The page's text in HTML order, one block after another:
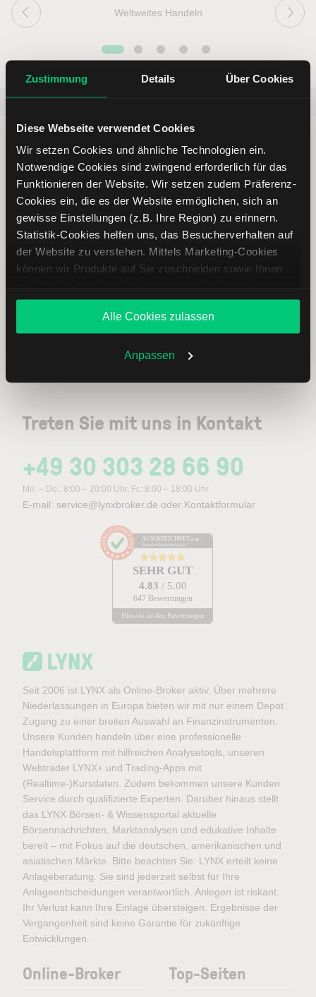
Zustimmung Details Über Cookies
Diese Webseite verwendet Cookies
Wir setzen Cookies und ähnliche Technologien ein.
Notwendige Cookies sind zwingend erforderlich für das
Funktionieren der Website. Wir setzen zudem Präferenz-
Cookies ein, die es der Website ermöglichen, sich an
gewisse Einstellungen (z.B. Ihre Region) zu erinnern.
Statistik-Cookies helfen uns, das Besucherverhalten auf
der Website zu verstehen. Mittels Marketing-Cookies
können wir Produkte auf Sie zuschneiden sowie Ihnen
Angebote unterbreiten. Sie entscheiden, welche Cookies
Sie zulassen oder ablehnen. Ihre Entscheidung können
Sie jederzeit in denCookie-Einstellungenändern.
Weitere Infos auch in unsererDatenschutzerklärung
Alle Cookies zulassen
Anpassen
Weltweites Handeln
Beliebt
Treten Sie mit uns in Kontakt
+49 30 303 28 66 90
Mo. – Do.: 8:00 – 20:00 Uhr, Fr.: 8:00 – 18:00 Uhr
E-mail: service@lynxbroker.de oder Kontaktformular
AUSGEZEICHNET .org
Kundenbewertungen
SEHR GUT
4.83 / 5.00
647 Bewertungen
Hinweis zu den Bewertungen
Immer up to date – mit unseren
Newslettern
Ihre E-Mail-Adresse (erforderlich)
Abonnieren
Seit 2006 ist LYNX als Online-Broker aktiv. Über mehrere
Niederlassungen in Europa bieten wir mit nur einem Depot
Zugang zu einer breiten Auswahl an Finanzinstrumenten.
Unsere Kunden handeln über eine professionelle
Handelsplattform mit hilfreichen Analysetools, unseren
Webtrader LYNX+ und Trading-Apps mit
(Realtime-)Kursdaten. Zudem bekommen unsere Kunden
Service durch qualifizierte Experten. Darüber hinaus stellt
das LYNX Börsen- & Wissensportal aktuelle
Börsennachrichten, Marktanalysen und edukative Inhalte
bereit – mit Fokus auf die deutschen, amerikanischen und
asiatischen Märkte. Bitte beachten Sie: LYNX erteilt keine
Anlageberatung. Sie sind jederzeit selbst für Ihre
Anlageentscheidungen verantwortlich. Anlegen ist riskant.
Ihr Verlust kann Ihre Einlage übersteigen. Ergebnisse der
Vergangenheit sind keine Garantie für zukünftige
Entwicklungen.
Online-Broker Top-Seiten